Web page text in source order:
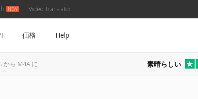
Video Translator
価格 Help
から M4A に 素晴らしい